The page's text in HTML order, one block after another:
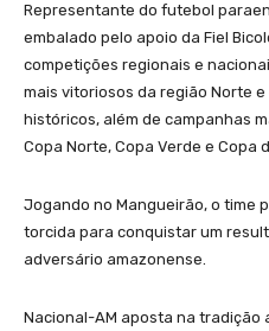
Representante do futebol
embalado pelo apoio da Fiel
competições regionais e
mais vitoriosos da região Norte
históricos, além de campanhas
Copa Norte, Copa Verde e Copa
Jogando no Mangueirão, o time
torcida para conquistar um
adversário amazonense.
Nacional-AM aposta na tradição